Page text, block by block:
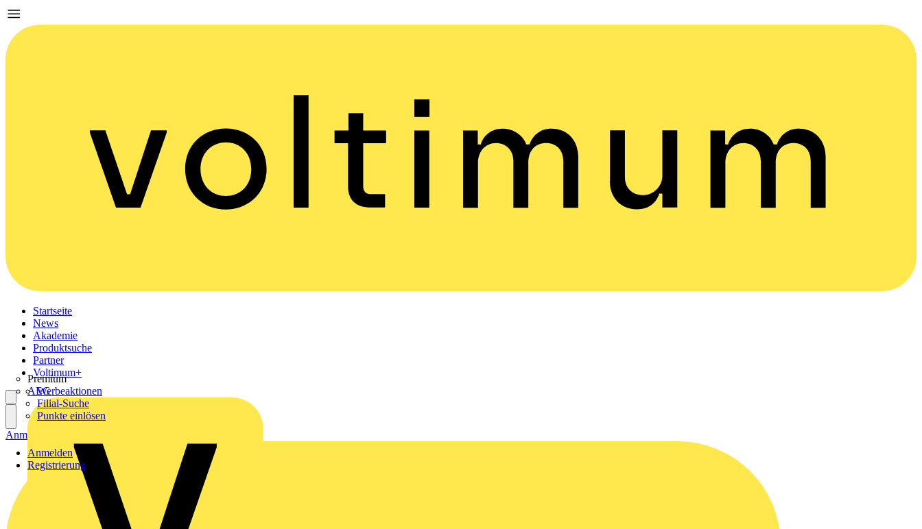
Startseite
News
Akademie
Produktsuche
Partner
Premium
AEG
Voltimum+
Werbeaktionen
Filial-Suche
Punkte einlösen
Anmelden
Registrierung
Anmelden